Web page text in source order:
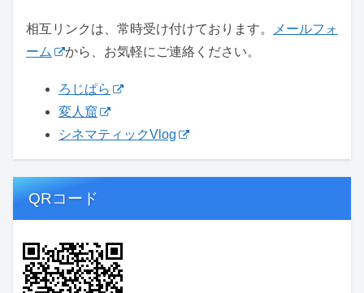
相互リンクは、常時受け付けております。
メールフォ
ーム
から、お気軽にご連絡ください。
ろじぱら
変人窟
シネマティックVlog
QRコード